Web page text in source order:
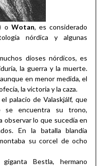
o Wotan, es considerado
nórdica y algunas
dioses nórdicos, es
la guerra y la muerte.
en menor medida, el
la victoria y la caza.
palacio de Valaskjálf, que
se encuentra su trono,
observar lo que sucedía en
En la batalla blandía
su corcel de ocho
Bestla, hermano